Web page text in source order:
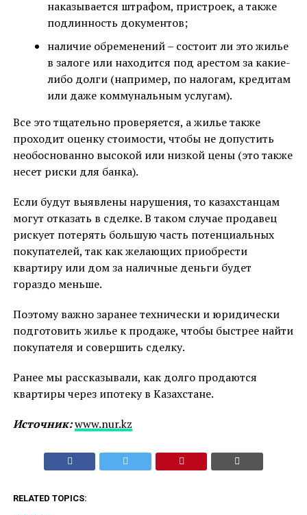
наказывается штрафом, пристроек, а также
подлинность документов;
наличие обременений – состоит ли это жилье
в залоге или находится под арестом за какие-
либо долги (например, по налогам, кредитам
или даже коммунальным услугам).
Все это тщательно проверяется, а жилье также
проходит оценку стоимости, чтобы не допустить
необоснованно высокой или низкой цены (это также
несет риски для банка).
Если будут выявлены нарушения, то казахстанцам
могут отказать в сделке. В таком случае продавец
рискует потерять большую часть потенциальных
покупателей, так как желающих приобрести
квартиру или дом за наличные деньги будет
гораздо меньше.
Поэтому важно заранее технически и юридически
подготовить жилье к продаже, чтобы быстрее найти
покупателя и совершить сделку.
Ранее мы рассказывали, как долго продаются
квартиры через ипотеку в Казахстане.
Источник:www.nur.kz
RELATED TOPICS: